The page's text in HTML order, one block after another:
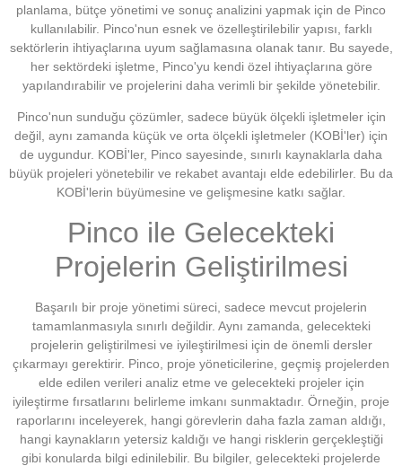
planlama, bütçe yönetimi ve sonuç analizini yapmak için de Pinco
kullanılabilir. Pinco'nun esnek ve özelleştirilebilir yapısı, farklı
sektörlerin ihtiyaçlarına uyum sağlamasına olanak tanır. Bu sayede,
her sektördeki işletme, Pinco'yu kendi özel ihtiyaçlarına göre
yapılandırabilir ve projelerini daha verimli bir şekilde yönetebilir.
Pinco'nun sunduğu çözümler, sadece büyük ölçekli işletmeler için
değil, aynı zamanda küçük ve orta ölçekli işletmeler (KOBİ'ler) için
de uygundur. KOBİ'ler, Pinco sayesinde, sınırlı kaynaklarla daha
büyük projeleri yönetebilir ve rekabet avantajı elde edebilirler. Bu da
KOBİ'lerin büyümesine ve gelişmesine katkı sağlar.
Pinco ile Gelecekteki
Projelerin Geliştirilmesi
Başarılı bir proje yönetimi süreci, sadece mevcut projelerin
tamamlanmasıyla sınırlı değildir. Aynı zamanda, gelecekteki
projelerin geliştirilmesi ve iyileştirilmesi için de önemli dersler
çıkarmayı gerektirir. Pinco, proje yöneticilerine, geçmiş projelerden
elde edilen verileri analiz etme ve gelecekteki projeler için
iyileştirme fırsatlarını belirleme imkanı sunmaktadır. Örneğin, proje
raporlarını inceleyerek, hangi görevlerin daha fazla zaman aldığı,
hangi kaynakların yetersiz kaldığı ve hangi risklerin gerçekleştiği
gibi konularda bilgi edinilebilir. Bu bilgiler, gelecekteki projelerde